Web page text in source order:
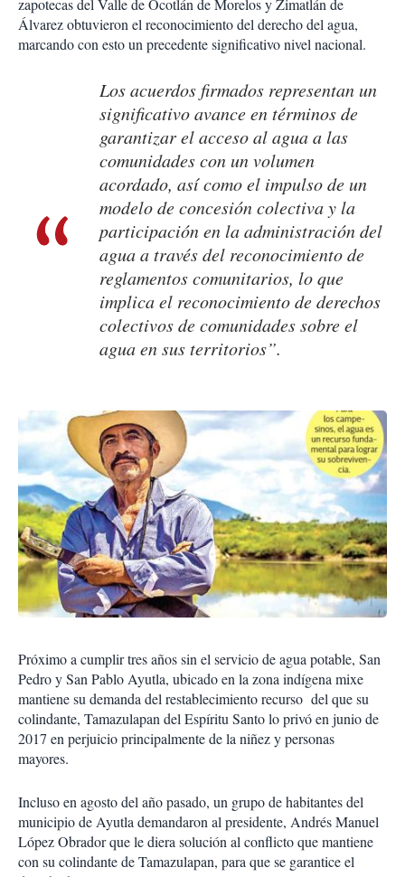
zapotecas del Valle de Ocotlán de Morelos y Zimatlán de
Álvarez obtuvieron el reconocimiento del derecho del agua,
marcando con esto un precedente significativo nivel nacional.
Los acuerdos firmados representan un
significativo avance en términos de
garantizar el acceso al agua a las
comunidades con un volumen
acordado, así como el impulso de un
modelo de concesión colectiva y la
participación en la administración del
agua a través del reconocimiento de
reglamentos comunitarios, lo que
implica el reconocimiento de derechos
colectivos de comunidades sobre el
agua en sus territorios”.
Próximo a cumplir tres años sin el servicio de agua potable, San
Pedro y San Pablo Ayutla, ubicado en la zona indígena mixe
mantiene su demanda del restablecimiento recurso del que su
colindante, Tamazulapan del Espíritu Santo lo privó en junio de
2017 en perjuicio principalmente de la niñez y personas
mayores.
Incluso en agosto del año pasado, un grupo de habitantes del
municipio de Ayutla demandaron al presidente, Andrés Manuel
López Obrador que le diera solución al conflicto que mantiene
con su colindante de Tamazulapan, para que se garantice el